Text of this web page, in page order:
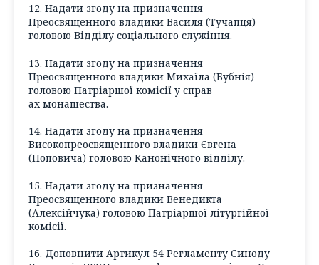
12. Надати згоду на призначення
Преосвященного владики Василя (Тучапця)
головою Відділу соціального служіння.
13. Надати згоду на призначення
Преосвященного владики Михаїла (Бубнія)
головою Патріаршої комісії у справ
ах монашества.
14. Надати згоду на призначення
Високопреосвященного владики Євгена
(Поповича) головою Канонічного відділу.
15. Надати згоду на призначення
Преосвященного владики Венедикта
(Алексійчука) головою Патріаршої літургійної
комісії.
16. Доповнити Артикул 54 Регламенту Синоду